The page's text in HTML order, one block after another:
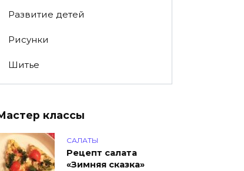
Развитие детей
Рисунки
Шитье
классы
САЛАТЫ
Рецепт салата
«Зимняя сказка»